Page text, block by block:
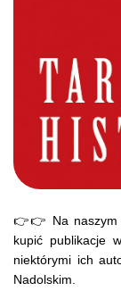
👉👉 Na naszym
kupić publikacje
niektórymi ich
Nadolskim.